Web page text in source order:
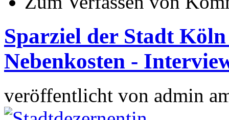
Sparziel der Stadt
Nebenkosten -
veröffentlicht von admin